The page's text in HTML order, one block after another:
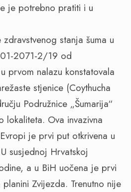
je potrebno pratiti i u
stanja šuma u
2071-2/19 od
prvom nalazu konstatovala
stjenice (Coythucha
Podružnice „Šumarija“
lokaliteta. Ova invazivna
je prvi put otkrivena u
susjednoj Hrvatskoj
a u BiH uočena je prvi
Zvijezda. Trenutno nije